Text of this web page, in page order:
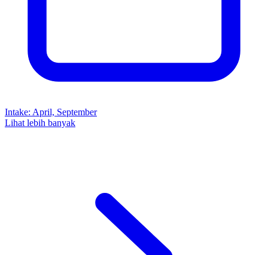
Intake: April, September
Lihat lebih banyak